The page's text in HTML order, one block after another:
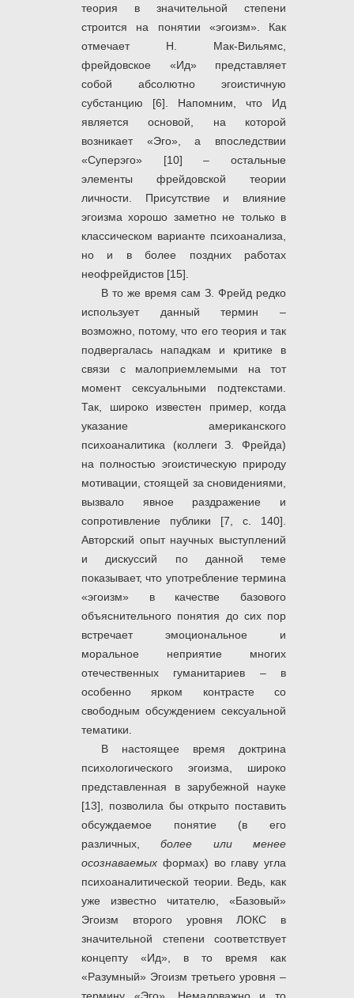
теория в значительной степени
строится на понятии «эгоизм». Как
отмечает Н. Мак-Вильямс,
фрейдовское «Ид» представляет
собой абсолютно эгоистичную
субстанцию [6]. Напомним, что Ид
является основой, на которой
возникает «Эго», а впоследствии
«Суперэго» [10] – остальные
элементы фрейдовской теории
личности. Присутствие и влияние
эгоизма хорошо заметно не только в
классическом варианте психоанализа,
но и в более поздних работах
неофрейдистов [15].
В то же время сам З. Фрейд редко
использует данный термин –
возможно, потому, что его теория и так
подвергалась нападкам и критике в
связи с малоприемлемыми на тот
момент сексуальными подтекстами.
Так, широко известен пример, когда
указание американского
психоаналитика (коллеги З. Фрейда)
на полностью эгоистическую природу
мотивации, стоящей за сновидениями,
вызвало явное раздражение и
сопротивление публики [7, с. 140].
Авторский опыт научных выступлений
и дискуссий по данной теме
показывает, что употребление термина
«эгоизм» в качестве базового
объяснительного понятия до сих пор
встречает эмоциональное и
моральное неприятие многих
отечественных гуманитариев – в
особенно ярком контрасте со
свободным обсуждением сексуальной
тематики.
В настоящее время доктрина
психологического эгоизма, широко
представленная в зарубежной науке
[13], позволила бы открыто поставить
обсуждаемое понятие (в его
различных,более или менее
осознаваемых формах) во главу угла
психоаналитической теории. Ведь, как
уже известно читателю, «Базовый»
Эгоизм второго уровня ЛОКС в
значительной степени соответствует
концепту «Ид», в то время как
«Разумный» Эгоизм третьего уровня –